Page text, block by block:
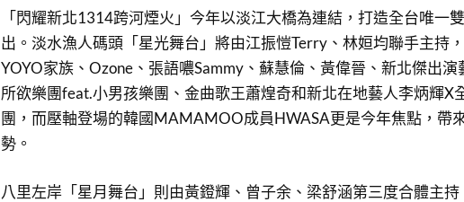
「閃耀新北1314跨河煙火」今年以淡江大橋為連結，打造全台唯一
出。淡水漁人碼頭「星光舞台」將由江振愷Terry、林姮均聯手主持
YOYO家族、Ozone、張語噥Sammy、蘇慧倫、黃偉晉、新北傑出演
所欲樂團feat.小男孩樂團、金曲歌王蕭煌奇和新北在地藝人李炳輝X
團，而壓軸登場的韓國MAMAMOO成員HWASA更是今年焦點，帶
勢。
八里左岸「星月舞台」則由黃鐙輝、曾子余、梁舒涵第三度合體主持